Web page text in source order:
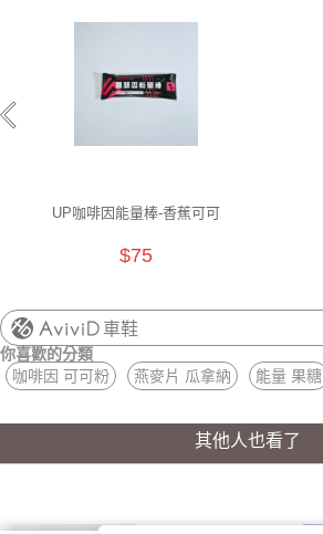
UP咖啡因能量棒-香蕉可可
$75
車鞋
你喜歡的分類
咖啡因 可可粉
燕麥片 瓜拿納 能量 果糖
其他人也看了